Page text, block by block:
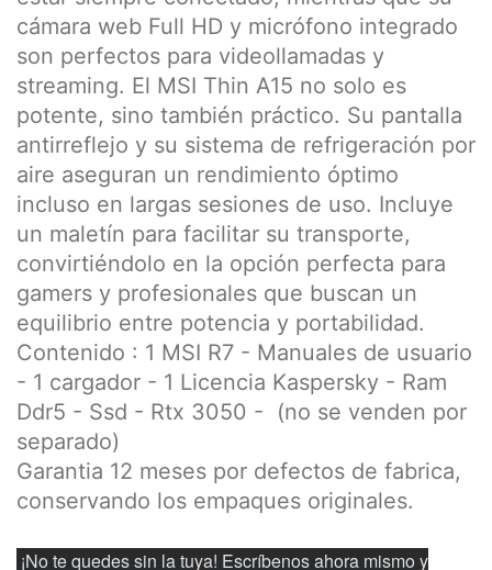
cámara web Full HD y micrófono integrado
son perfectos para videollamadas y
streaming. El MSI Thin A15 no solo es
potente, sino también práctico. Su pantalla
antirreflejo y su sistema de refrigeración por
aire aseguran un rendimiento óptimo
incluso en largas sesiones de uso. Incluye
un maletín para facilitar su transporte,
convirtiéndolo en la opción perfecta para
gamers y profesionales que buscan un
equilibrio entre potencia y portabilidad.
Contenido : 1 MSI R7 - Manuales de usuario
- 1 cargador - 1 Licencia Kaspersky - Ram
Ddr5 - Ssd - Rtx 3050 - (no se venden por
separado)
Garantia 12 meses por defectos de fabrica,
conservando los empaques originales.
¡No te quedes sin la tuya! Escríbenos ahora mismo y